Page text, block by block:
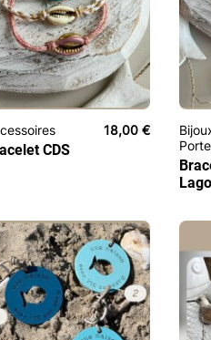
18,00 €
CDS